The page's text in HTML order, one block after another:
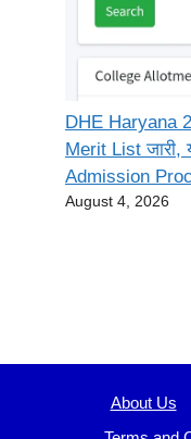
DHE Haryana
Merit List
Admission
August 4, 2026
About Us